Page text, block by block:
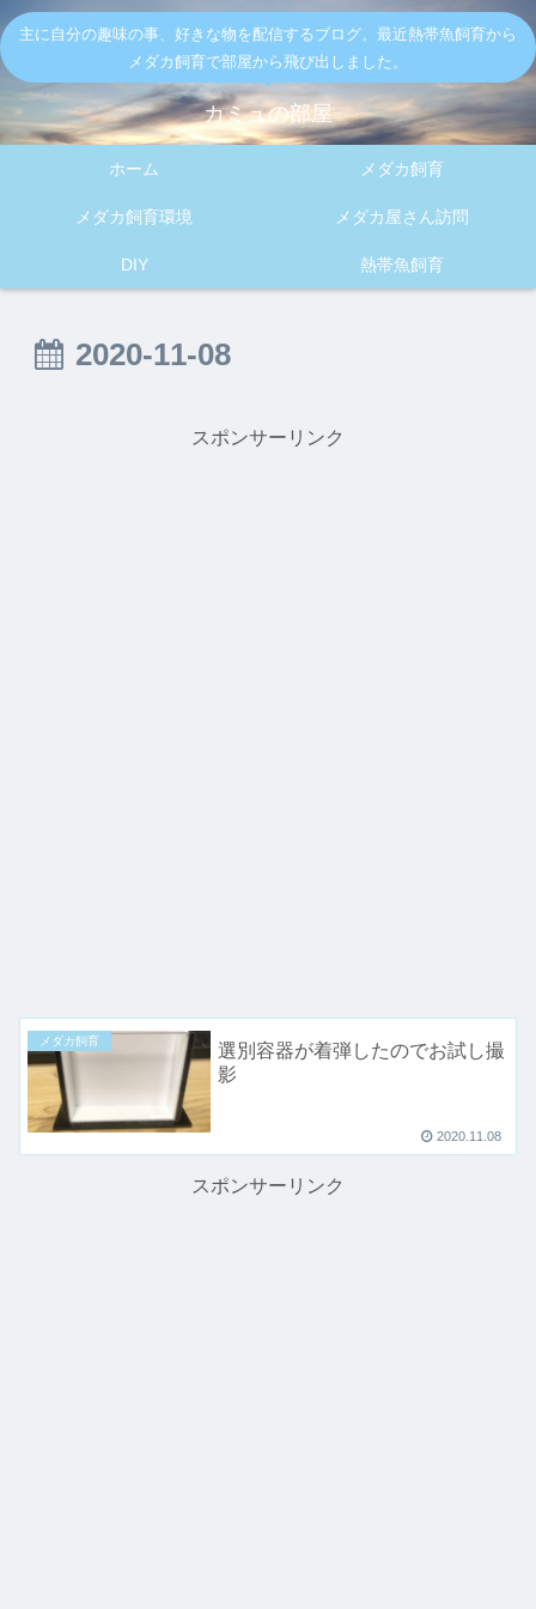
主に自分の趣味の事、好きな物を配信するブログ。最近熱帯魚飼育から
メダカ飼育で部屋から飛び出しました。
カミュの部屋
ホーム メダカ飼育
メダカ飼育環境 メダカ屋さん訪問
DIY 熱帯魚飼育
2020-11-08
スポンサーリンク
メダカ飼育
選別容器が着弾したのでお試し撮
影
2020.11.08
スポンサーリンク